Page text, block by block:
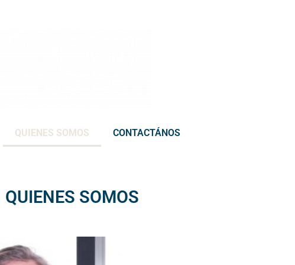
QUIENES SOMOS CONTACTÁNOS
QUIENES SOMOS